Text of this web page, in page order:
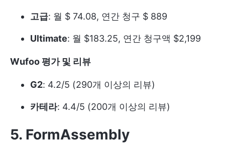
고급: 월 $ 74.08, 연간 청구 $ 889
Ultimate: 월 $183.25, 연간 청구액 $2,199
Wufoo 평가 및 리뷰
G2: 4.2/5 (290개 이상의 리뷰)
카테라: 4.4/5 (200개 이상의 리뷰)
5. FormAssembly